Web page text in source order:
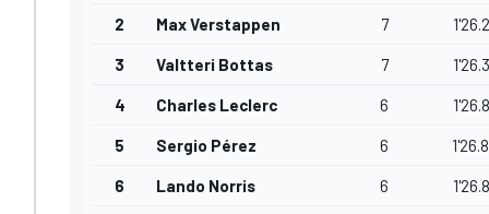
2 Max Verstappen 7
3 Valtteri Bottas 7
4 Charles Leclerc 6
5 Sergio Pérez 6
6 Lando Norris 6